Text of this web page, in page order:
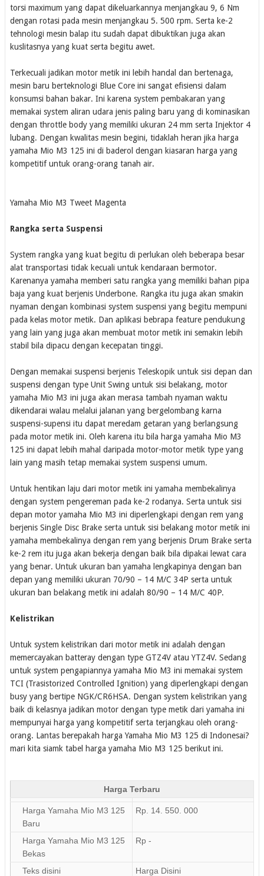
torsi maximum yang dapat dikeluarkannya menjangkau 9, 6 Nm
dengan rotasi pada mesin menjangkau 5. 500 rpm. Serta ke-2
tehnologi mesin balap itu sudah dapat dibuktikan juga akan
kuslitasnya yang kuat serta begitu awet.
Terkecuali jadikan motor metik ini lebih handal dan bertenaga,
mesin baru berteknologi Blue Core ini sangat efisiensi dalam
konsumsi bahan bakar. Ini karena system pembakaran yang
memakai system aliran udara jenis paling baru yang di kominasikan
dengan throttle body yang memiliki ukuran 24 mm serta Injektor 4
lubang. Dengan kwalitas mesin begini, tidaklah heran jika harga
yamaha Mio M3 125 ini di baderol dengan kiasaran harga yang
kompetitif untuk orang-orang tanah air.
Yamaha Mio M3 Tweet Magenta
Rangka serta Suspensi
System rangka yang kuat begitu di perlukan oleh beberapa besar
alat transportasi tidak kecuali untuk kendaraan bermotor.
Karenanya yamaha memberi satu rangka yang memiliki bahan pipa
baja yang kuat berjenis Underbone. Rangka itu juga akan smakin
nyaman dengan kombinasi system suspensi yang begitu mempuni
pada kelas motor metik. Dan aplikasi bebrapa feature pendukung
yang lain yang juga akan membuat motor metik ini semakin lebih
stabil bila dipacu dengan kecepatan tinggi.
Dengan memakai suspensi berjenis Teleskopik untuk sisi depan dan
suspensi dengan type Unit Swing untuk sisi belakang, motor
yamaha Mio M3 ini juga akan merasa tambah nyaman waktu
dikendarai walau melalui jalanan yang bergelombang karna
suspensi-supensi itu dapat meredam getaran yang berlangsung
pada motor metik ini. Oleh karena itu bila harga yamaha Mio M3
125 ini dapat lebih mahal daripada motor-motor metik type yang
lain yang masih tetap memakai system suspensi umum.
Untuk hentikan laju dari motor metik ini yamaha membekalinya
dengan system pengereman pada ke-2 rodanya. Serta untuk sisi
depan motor yamaha Mio M3 ini diperlengkapi dengan rem yang
berjenis Single Disc Brake serta untuk sisi belakang motor metik ini
yamaha membekalinya dengan rem yang berjenis Drum Brake serta
ke-2 rem itu juga akan bekerja dengan baik bila dipakai lewat cara
yang benar. Untuk ukuran ban yamaha lengkapinya dengan ban
depan yang memiliki ukuran 70/90 – 14 M/C 34P serta untuk
ukuran ban belakang metik ini adalah 80/90 – 14 M/C 40P.
Kelistrikan
Untuk system kelistrikan dari motor metik ini adalah dengan
memercayakan batteray dengan type GTZ4V atau YTZ4V. Sedang
untuk system pengapiannya yamaha Mio M3 ini memakai system
TCI (Trasistorized Controlled Ignition) yang diperlengkapi dengan
busy yang bertipe NGK/CR6HSA. Dengan system kelistrikan yang
baik di kelasnya jadikan motor dengan type metik dari yamaha ini
mempunyai harga yang kompetitif serta terjangkau oleh orang-
orang. Lantas berepakah harga Yamaha Mio M3 125 di Indonesai?
mari kita siamk tabel harga yamaha Mio M3 125 berikut ini.
Harga Terbaru
Harga Yamaha Mio M3 125
Baru
Rp. 14. 550. 000
Harga Yamaha Mio M3 125
Bekas
Rp -
Teks disini
Harga Disini